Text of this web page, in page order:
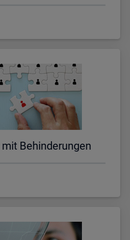
Be­hin­de­run­gen